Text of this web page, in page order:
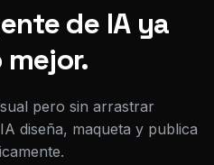
de IA ya
pero sin arrastrar
diseña, maqueta y publica